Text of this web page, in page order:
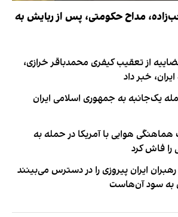
مداح حکومتی، پس از ربایش به
از تعقیب کیفری محمدباقر خرازی،
خبر داد
یک‌جانبه به جمهوری اسلامی ایران
هماهنگی هوایی با آمریکا در حمله به
را فاش کرد
ایران پیروزی را در دسترس می‌بینند
به سود آن‌هاست